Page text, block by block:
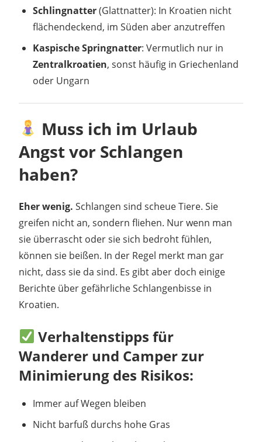
Schlingnatter(Glattnatter): In Kroatien nicht
flächendeckend, im Süden aber anzutreffen
Kaspische Springnatter: Vermutlich nur in
Zentralkroatien, sonst häufig in Griechenland
oder Ungarn
Muss ich im Urlaub
Angst vor Schlangen
haben?
Eher wenig. Schlangen sind scheue Tiere. Sie
greifen nicht an, sondern fliehen. Nur wenn man
sie überrascht oder sie sich bedroht fühlen,
können sie beißen. In der Regel merkt man gar
nicht, dass sie da sind. Es gibt aber doch einige
Berichte über gefährliche Schlangenbisse in
Kroatien.
Verhaltenstipps für
Wanderer und Camper zur
Minimierung des Risikos:
Immer auf Wegen bleiben
Nicht barfuß durchs hohe Gras